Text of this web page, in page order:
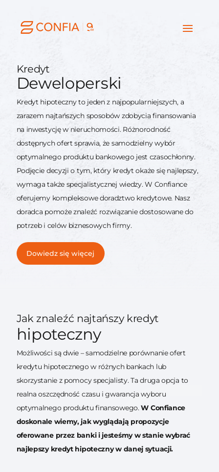
Kredyt
Deweloperski
Kredyt hipoteczny to jeden z najpopularniejszych, a
zarazem najtańszych sposobów zdobycia finansowania
na inwestycję w nieruchomości. Różnorodność
dostępnych ofert sprawia, że samodzielny wybór
optymalnego produktu bankowego jest czasochłonny.
Podjęcie decyzji o tym, który kredyt okaże się najlepszy,
wymaga także specjalistycznej wiedzy. W Confiance
oferujemy kompleksowe doradztwo kredytowe. Nasz
doradca pomoże znaleźć rozwiązanie dostosowane do
potrzeb i celów biznesowych firmy.
Dowiedz się więcej
Jak znaleźć najtańszy kredyt
hipoteczny
Możliwości są dwie – samodzielne porównanie ofert
kredytu hipotecznego w różnych bankach lub
skorzystanie z pomocy specjalisty. Ta druga opcja to
realna oszczędność czasu i gwarancja wyboru
optymalnego produktu finansowego.W Confiance
doskonale wiemy, jak wyglądają propozycje
oferowane przez banki i jesteśmy w stanie wybrać
najlepszy kredyt hipoteczny w danej sytuacji.